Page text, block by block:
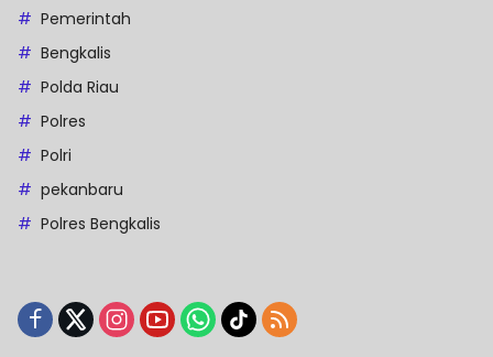
Pemerintah
Bengkalis
Polda Riau
Polres
Polri
pekanbaru
Polres Bengkalis